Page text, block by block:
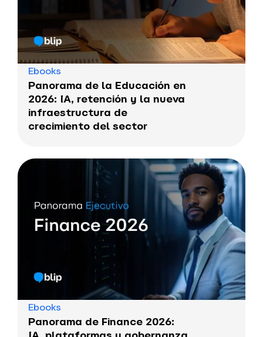
Ebooks
Panorama de la Educación en
2026: IA, retención y la nueva
infraestructura de
crecimiento del sector
Ebooks
Panorama de Finance 2026: